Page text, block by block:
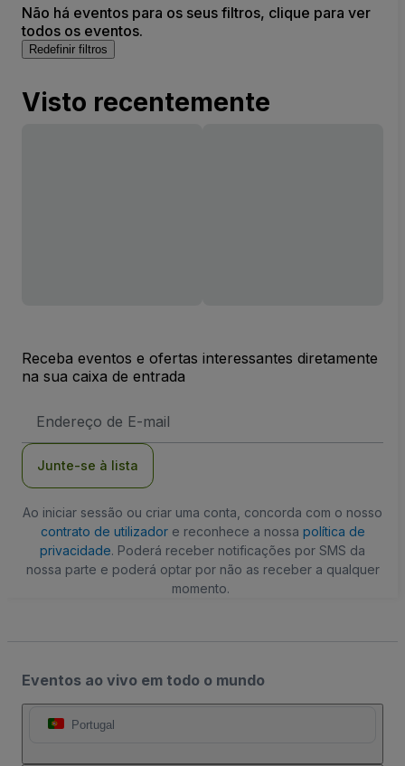
Não há eventos para os seus filtros, clique para ver
todos os eventos.
Redefinir filtros
Visto recentemente
Receba eventos e ofertas interessantes diretamente
na sua caixa de entrada
de
Junte-se à lista
Ao iniciar sessão ou criar uma conta, concorda com o nosso
contrato de utilizadore reconhece a nossa política de
privacidade. Poderá receber notificações por SMS da
nossa parte e poderá optar por não as receber a qualquer
momento.
Eventos ao vivo em todo o mundo
Portugal